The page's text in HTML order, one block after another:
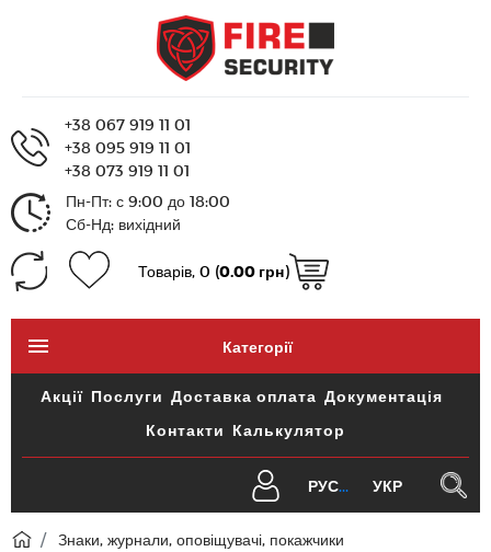
+38 067 919 11 01
+38 095 919 11 01
+38 073 919 11 01
Пн-Пт: с 9:00 до 18:00
Сб-Нд: вихідний
Товарів, 0 (0.00 грн)
Категорії
Акції Послуги Доставка оплата Документація
Контакти Калькулятор
РУС УКР
Знаки, журнали, оповіщувачі, покажчики